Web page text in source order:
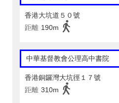
香港大坑道５０號
距離 190m
中華基督教會公理高中書院
香港銅鑼灣大坑徑１７號
距離 310m